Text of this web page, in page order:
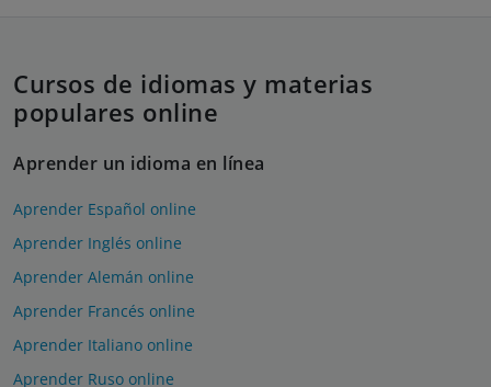
Cursos de idiomas y materias
populares online
Aprender un idioma en línea
Aprender Español online
Aprender Inglés online
Aprender Alemán online
Aprender Francés online
Aprender Italiano online
Aprender Ruso online